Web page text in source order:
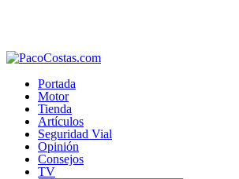
Portada
Motor
Tienda
Artículos
Seguridad Vial
Opinión
Consejos
TV